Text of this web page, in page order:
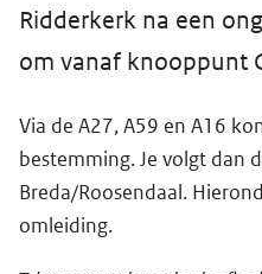
Ridderkerk na een
om vanaf knooppunt
Via de A27, A59 en A16
bestemming. Je volgt dan
Breda/Roosendaal.
omleiding.